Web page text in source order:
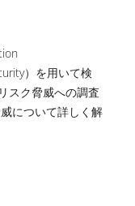
）を用いて検
スク脅威への調査
について詳しく解